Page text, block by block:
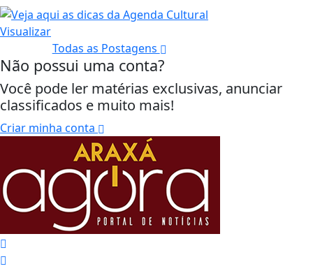
Visualizar
Todas as Postagens
Não possui uma conta?
Você pode ler matérias exclusivas, anunciar
classificados e muito mais!
Criar minha conta